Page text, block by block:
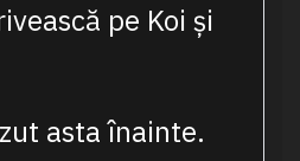
pe Koi și
asta înainte.